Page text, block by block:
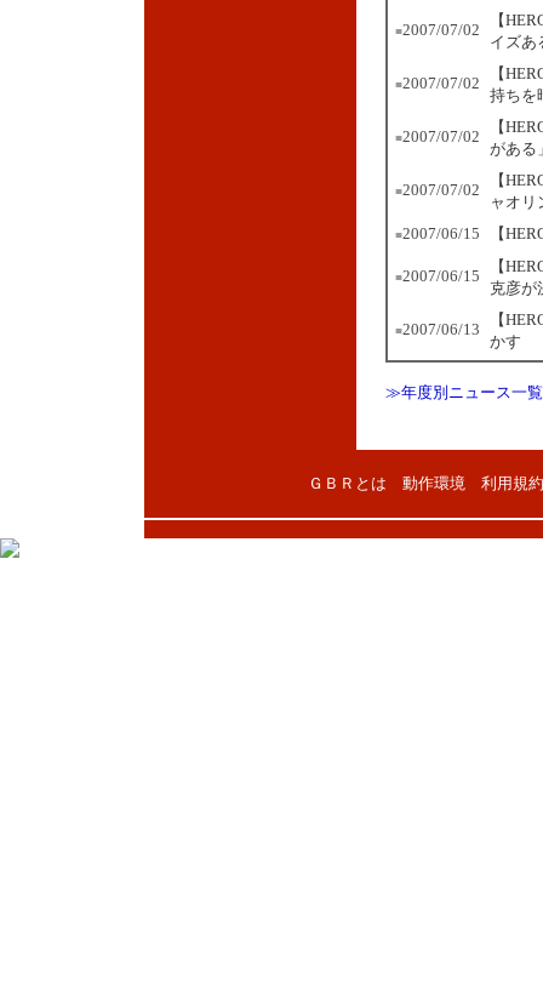
■2007/07/02
【
イズあ
■2007/07/02
【
持ちを
■2007/07/02
【
がある
■2007/07/02
【
ャオリ
■2007/06/15 【
■2007/06/15
【
克彦が
■2007/06/13
【
かす
≫年度別ニュース一覧
ＧＢＲとは 動作環境 利用規約